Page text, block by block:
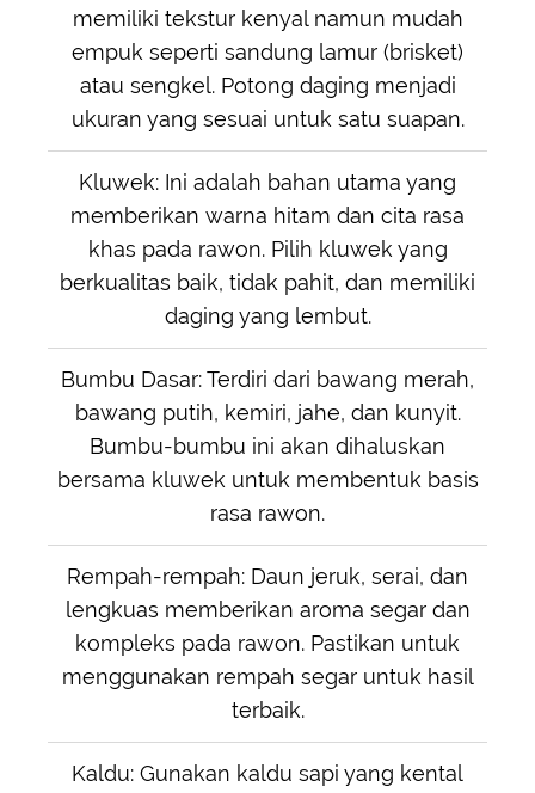
memiliki tekstur kenyal namun mudah
empuk seperti sandung lamur (brisket)
atau sengkel. Potong daging menjadi
ukuran yang sesuai untuk satu suapan.
Kluwek: Ini adalah bahan utama yang
memberikan warna hitam dan cita rasa
khas pada rawon. Pilih kluwek yang
berkualitas baik, tidak pahit, dan memiliki
daging yang lembut.
Bumbu Dasar: Terdiri dari bawang merah,
bawang putih, kemiri, jahe, dan kunyit.
Bumbu-bumbu ini akan dihaluskan
bersama kluwek untuk membentuk basis
rasa rawon.
Rempah-rempah: Daun jeruk, serai, dan
lengkuas memberikan aroma segar dan
kompleks pada rawon. Pastikan untuk
menggunakan rempah segar untuk hasil
terbaik.
Kaldu: Gunakan kaldu sapi yang kental